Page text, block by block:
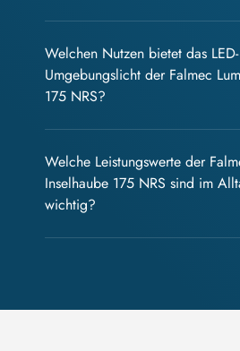
Welchen Nutzen bietet das LED-
Umgebungslicht der Falmec
175 NRS?
Welche Leistungswerte der
Inselhaube 175 NRS sind im
wichtig?